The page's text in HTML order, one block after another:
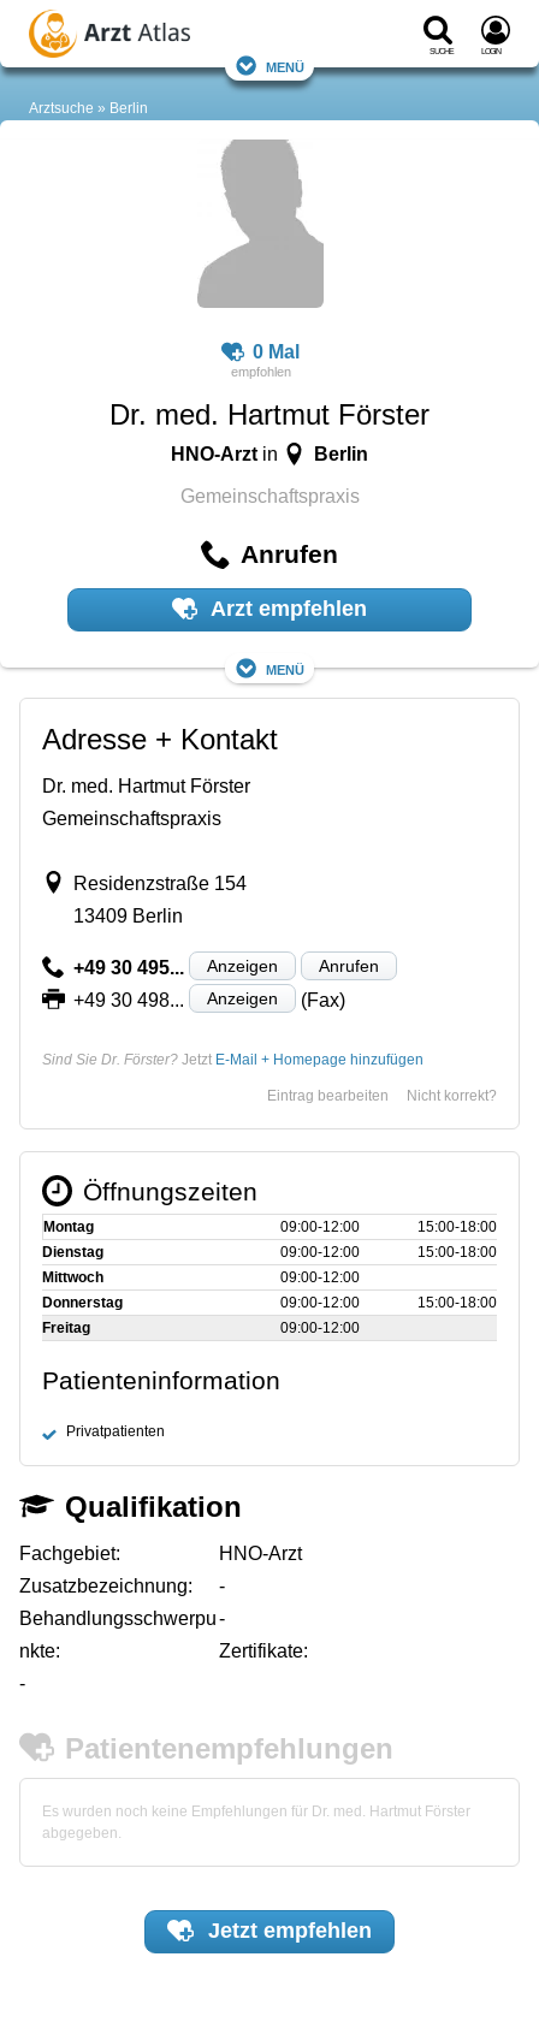
Suche Login
Menü
Arztsuche Berlin
0 Mal
Dr. med. Hartmut Förster
HNO-Arzt in Berlin
Gemeinschaftspraxis
Anrufen
Arzt empfehlen
Menü
Adresse + Kontakt
Dr. med. Hartmut Förster
Gemeinschaftspraxis
Residenzstraße 154
13409 Berlin
+49 30 495... Anzeigen Anrufen
+49 30 498... Anzeigen (Fax)
Sind Sie Dr. Förster? Jetzt E-Mail + Homepage hinzufügen
Nicht korrekt?
Eintrag bearbeiten
Öffnungszeiten
Montag 09:00‑12:00
15:00‑18:00
Dienstag
09:00‑12:00
15:00‑18:00
Mittwoch
09:00‑12:00
Donnerstag
09:00‑12:00
15:00‑18:00
Freitag
09:00‑12:00
Patienteninformation
Privatpatienten
Qualifikation
Fachgebiet:
HNO-Arzt
Zusatzbezeichnung:
-
Behandlungsschwerpu
nkte:
-
Zertifikate:
-
Patientenempfehlungen
Es wurden noch keine Empfehlungen für Dr. med. Hartmut Förster
abgegeben.
Jetzt empfehlen